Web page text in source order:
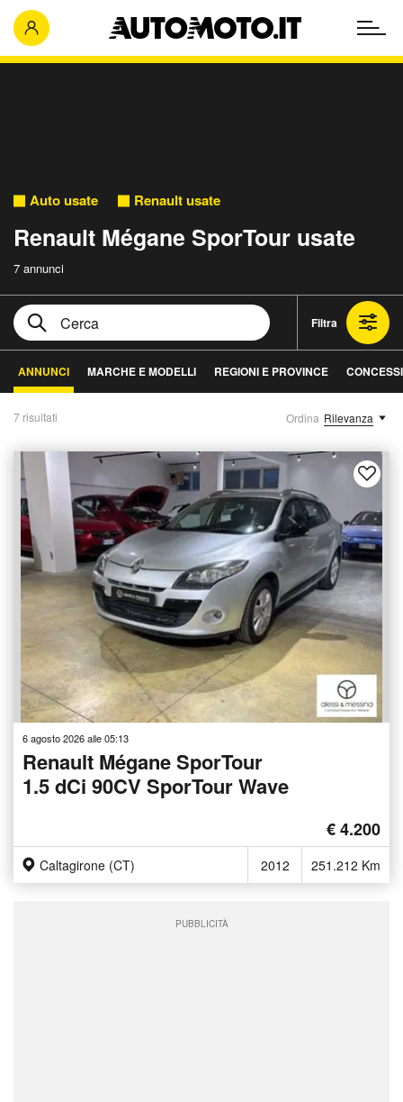
Auto usate Renault usate
Renault Mégane SporTour usate
7 annunci
Filtra
ANNUNCI MARCHE E MODELLI REGIONI E PROVINCE
7 risultati Ordina Rilevanza
6 agosto 2026 alle 05:13
Renault Mégane SporTour
1.5 dCi 90CV SporTour Wave
€ 4.200
Caltagirone (CT) 2012 251.212 Km
PUBBLICITÀ